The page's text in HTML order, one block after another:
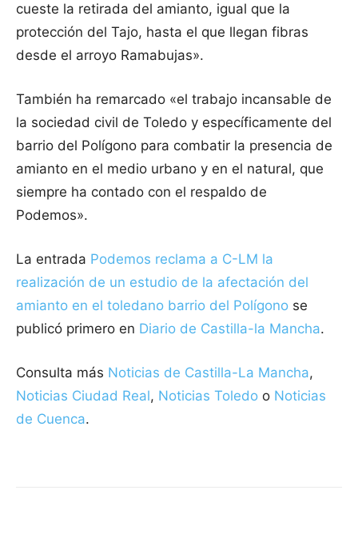
cueste la retirada del amianto, igual que la
protección del Tajo, hasta el que llegan fibras
desde el arroyo Ramabujas».
También ha remarcado «el trabajo incansable de
la sociedad civil de Toledo y específicamente del
barrio del Polígono para combatir la presencia de
amianto en el medio urbano y en el natural, que
siempre ha contado con el respaldo de
Podemos».
La entrada Podemos reclama a C-LM la
realización de un estudio de la afectación del
amianto en el toledano barrio del Polígono se
publicó primero en Diario de Castilla-la Mancha.
Consulta más Noticias de Castilla-La Mancha,
Noticias Ciudad Real, Noticias Toledo o Noticias
de Cuenca.